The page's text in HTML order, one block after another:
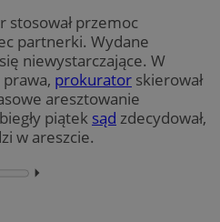
stosował przemoc
partnerki. Wydane
niewystarczające. W
prokurator skierował
aresztowanie
piątek sąd zdecydował,
w areszcie.
⏵︎